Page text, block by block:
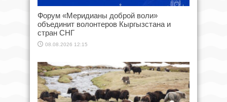
Форум «Меридианы доброй воли»
объединит волонтеров Кыргызстана и
стран СНГ
08.08.2026 12:15